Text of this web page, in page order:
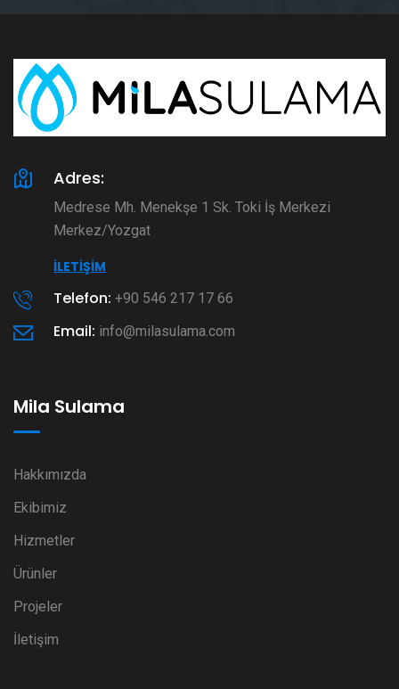
Adres:
Medrese Mh. Menekşe 1 Sk. Toki İş Merkezi
Merkez/Yozgat
İLETIŞIM
Telefon: +90 546 217 17 66
Email: info@milasulama.com
Mila Sulama
Hakkımızda
Ekibimiz
Hizmetler
Ürünler
Projeler
İletişim